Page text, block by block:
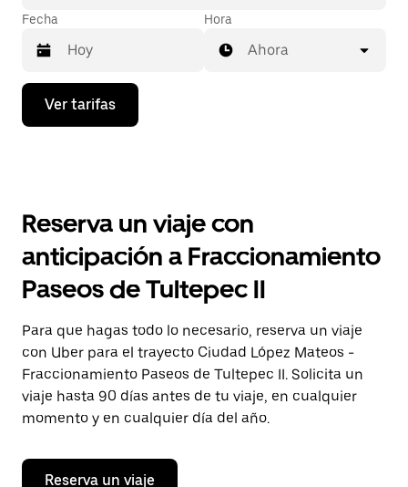
Fecha
Presiona
flecha
el
y
selecciona
una
Presiona
la
tecla Esc
para
cerrar
el
calendario.
Hora
Ahora
Ver tarifas
Reserva un viaje con
anticipación a Fraccionamiento
Paseos de Tultepec II
Para que hagas todo lo necesario, reserva un viaje
con Uber para el trayecto Ciudad López Mateos -
Fraccionamiento Paseos de Tultepec II. Solicita un
viaje hasta 90 días antes de tu viaje, en cualquier
momento y en cualquier día del año.
Reserva un viaje